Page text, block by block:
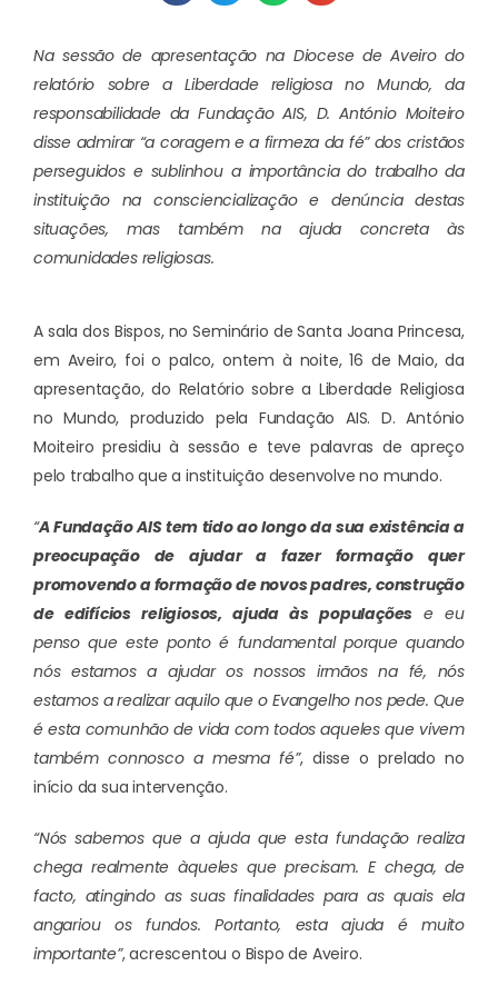
Na sessão de apresentação na Diocese de Aveiro do
relatório sobre a Liberdade religiosa no Mundo, da
responsabilidade da Fundação AIS, D. António Moiteiro
disse admirar “a coragem e a firmeza da fé” dos cristãos
perseguidos e sublinhou a importância do trabalho da
instituição na consciencialização e denúncia destas
situações, mas também na ajuda concreta às
comunidades religiosas.
A sala dos Bispos, no Seminário de Santa Joana Princesa,
em Aveiro, foi o palco, ontem à noite, 16 de Maio, da
apresentação, do Relatório sobre a Liberdade Religiosa
no Mundo, produzido pela Fundação AIS. D. António
Moiteiro presidiu à sessão e teve palavras de apreço
pelo trabalho que a instituição desenvolve no mundo.
“A Fundação AIS tem tido ao longo da sua existência a
preocupação de ajudar a fazer formação quer
promovendo a formação de novos padres, construção
de edifícios religiosos, ajuda às populações e eu
penso que este ponto é fundamental porque quando
nós estamos a ajudar os nossos irmãos na fé, nós
estamos a realizar aquilo que o Evangelho nos pede. Que
é esta comunhão de vida com todos aqueles que vivem
também connosco a mesma fé”, disse o prelado no
início da sua intervenção.
“Nós sabemos que a ajuda que esta fundação realiza
chega realmente àqueles que precisam. E chega, de
facto, atingindo as suas finalidades para as quais ela
angariou os fundos. Portanto, esta ajuda é muito
importante”, acrescentou o Bispo de Aveiro.